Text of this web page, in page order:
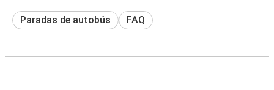
Paradas de autobús FAQ